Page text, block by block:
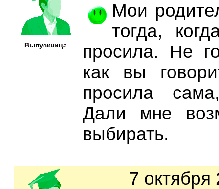
Выпускница
Мои
тогда,
просила. Не
как вы
просила
Дали мне
выбирать.
7 октября